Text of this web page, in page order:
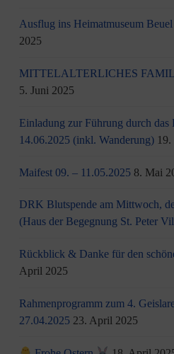
Ausflug ins Heimatmuseum
2025
MITTELALTERLICHES
5. Juni 2025
Einladung zur Führung durch das
14.06.2025 (inkl. Wanderung)
Maifest 09. – 11.05.2025 8. Mai
DRK Blutspende am Mittwoch,
(Haus der Begegnung St. Peter
Rückblick & Danke für den
April 2025
Rahmenprogramm zum 4.
27.04.2025 23. April 2025